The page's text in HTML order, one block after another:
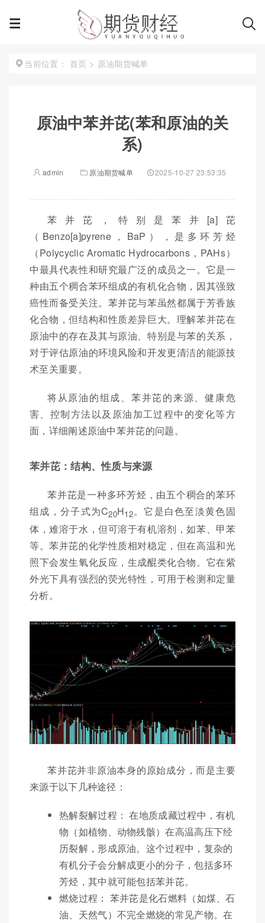
当前位置： 首页 > 原油期货喊单
原油中苯并芘(苯和原油的关
系)
admin 原油期货喊单 2025-10-27 23:53:35
苯并芘，特别是苯并[a]芘
（Benzo[a]pyrene，BaP），是多环芳烃
（Polycyclic Aromatic Hydrocarbons，PAHs）
中最具代表性和研究最广泛的成员之一。它是一
种由五个稠合苯环组成的有机化合物，因其强致
癌性而备受关注。苯并芘与苯虽然都属于芳香族
化合物，但结构和性质差异巨大。理解苯并芘在
原油中的存在及其与原油、特别是与苯的关系，
对于评估原油的环境风险和开发更清洁的能源技
术至关重要。
将从原油的组成、苯并芘的来源、健康危
害、控制方法以及原油加工过程中的变化等方
面，详细阐述原油中苯并芘的问题。
苯并芘：结构、性质与来源
苯并芘是一种多环芳烃，由五个稠合的苯环
组成，分子式为C20H12。它是白色至淡黄色固
体，难溶于水，但可溶于有机溶剂，如苯、甲苯
等。苯并芘的化学性质相对稳定，但在高温和光
照下会发生氧化反应，生成醌类化合物。它在紫
外光下具有强烈的荧光特性，可用于检测和定量
分析。
苯并芘并非原油本身的原始成分，而是主要
来源于以下几种途径：
热解裂解过程： 在地质成藏过程中，有机
物（如植物、动物残骸）在高温高压下经
历裂解，形成原油。这个过程中，复杂的
有机分子会分解成更小的分子，包括多环
芳烃，其中就可能包括苯并芘。
燃烧过程： 苯并芘是化石燃料（如煤、石
油、天然气）不完全燃烧的常见产物。在